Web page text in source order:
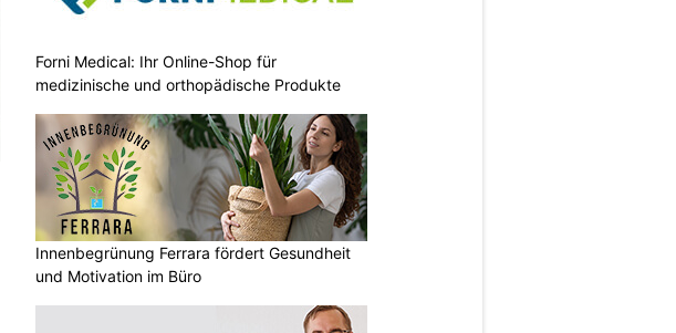
Forni Medical: Ihr Online-Shop für
medizinische und orthopädische Produkte
Innenbegrünung Ferrara fördert Gesundheit
und Motivation im Büro